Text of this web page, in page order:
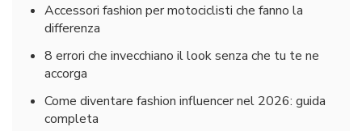
Accessori fashion per motociclisti che fanno la
differenza
8 errori che invecchiano il look senza che tu te ne
accorga
Come diventare fashion influencer nel 2026: guida
completa